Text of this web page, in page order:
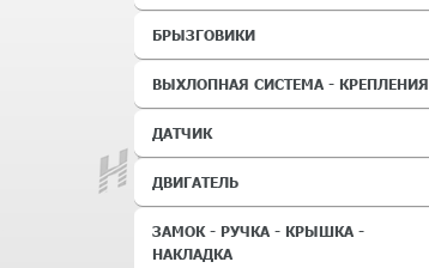
БРЫЗГОВИКИ
ВЫХЛОПНАЯ СИСТЕМА - КРЕПЛЕНИЯ
ДАТЧИК
ДВИГАТЕЛЬ
ЗАМОК - РУЧКА - КРЫШКА -
НАКЛАДКА